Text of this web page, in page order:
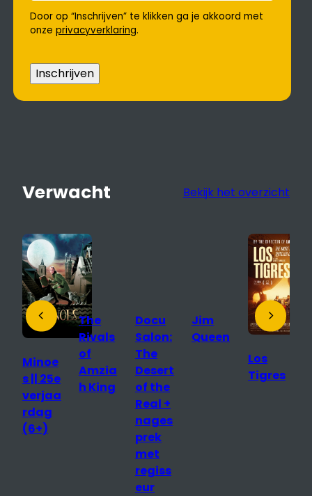
Door op “Inschrijven” te klikken ga je akkoord met
onzeprivacyverklaring.
Inschrijven
Verwacht Bekijk het overzicht
Minoe
s || 25e
verjaa
rdag
(6+)
The
Rivals
of
Amzia
h King
Docu
Salon:
The
Desert
of the
Real +
nages
prek
met
regiss
eur
Jim
Queen
Los
Tigres